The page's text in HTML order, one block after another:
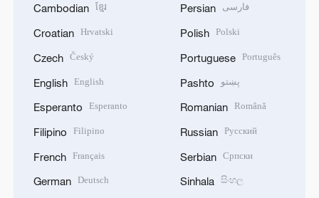
Cambodian ខ្មែរ
Croatian Hrvatski
Czech Český
English English
Esperanto Esperanto
Filipino Filipino
French Français
German Deutsch
Persian فارسی
Polish Polski
Portuguese Português
Pashto پښتو
Romanian Română
Russian Русский
Serbian Српски
Sinhala සිංහල